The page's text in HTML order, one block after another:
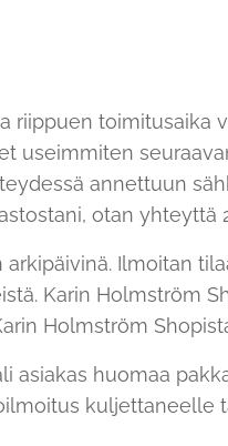
riippuen toimitusaika
useimmiten
annettuun
otan yhteyttä
arkipäivinä. Ilmoitan
Karin Holmström
Holmström
asiakas huomaa
kuljettaneelle